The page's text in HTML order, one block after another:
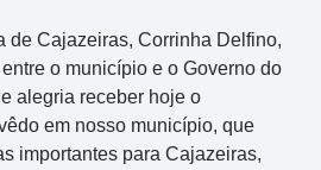
de Cajazeiras, Corrinha Delfino,
o município e o Governo do
alegria receber hoje o
em nosso município, que
importantes para Cajazeiras,